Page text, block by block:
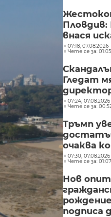
внася
07:18, 07.08.2026
Чете се за:
Гледат
07:24, 07.08.2026
Чете се за:
Тръмп
очаква
07:30, 07.08.2026
Чете се за:
Нов
подписа